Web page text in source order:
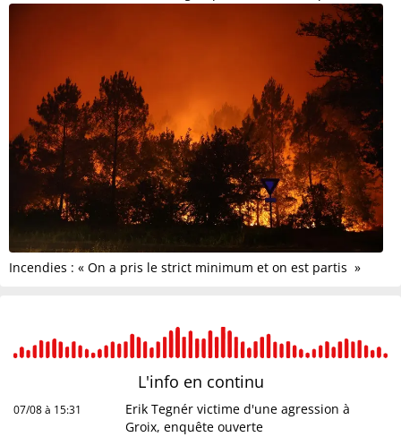
Incendies : « On a pris le strict minimum et on est partis »
L'info en continu
07/08 à 15:31
Erik Tegnér victime d'une agression à
Groix, enquête ouverte